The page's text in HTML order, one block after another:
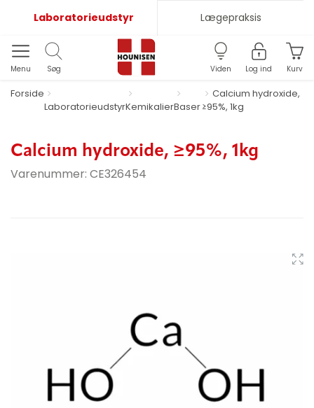
Laboratorieudstyr Lægepraksis
Menu Søg Viden Log ind Kurv
Forside
LaboratorieudstyrKemikalierBaser
Calcium hydroxide,
≥95%, 1kg
Calcium hydroxide, ≥95%, 1kg
Varenummer: CE326454